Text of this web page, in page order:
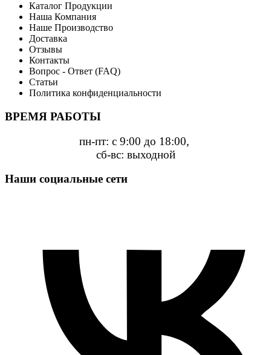
Каталог Продукции
Наша Компания
Наше Производство
Доставка
Отзывы
Контакты
Вопрос - Ответ (FAQ)
Статьи
Политика конфиденциальности
ВРЕМЯ РАБОТЫ
пн-пт: с 9:00 до 18:00,
сб-вс: выходной
Наши социальные сети